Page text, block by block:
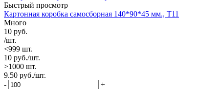
Быстрый просмотр
Картонная коробка самосборная 140*90*45 мм., Т11
Много
10 руб.
/шт.
<999 шт.
10 руб./шт.
>1000 шт.
9.50 руб./шт.
-
+